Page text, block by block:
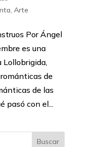
, Arte
Por Ángel
es una
Lollobrigida,
de
de las
pasó con el...
Buscar